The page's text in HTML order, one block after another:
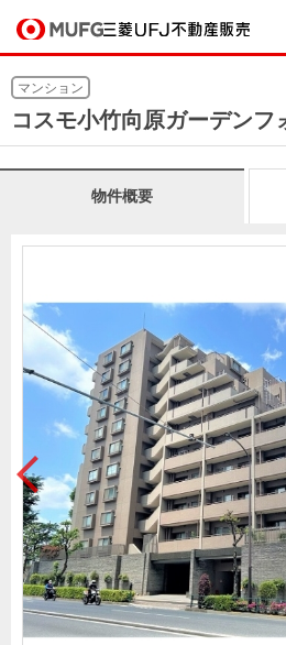
買いたいTOP
中古
マン
ショ
ンを
探す
投
資
用
売りたいTOP
無
料
査
定
売却
時手
取り
金額
店舗案内TOP
店舗のご
案内（首
都圏）
店舗のご
案内（名
古屋）
会社情報TOP
ごあいさ
つ
会社概
要
経営ビジ
ョン
組織図
沿革
本社地
図
会社案内
（電子ブ
採用情報TOP
新卒採用
情報
キャリア
採用情報
買いたい
売りたい
採用情報
法人のお客さま
提携企業にお勤めの方
会員ページ
マンション
コスモ小竹向原ガーデンフ
物件概要